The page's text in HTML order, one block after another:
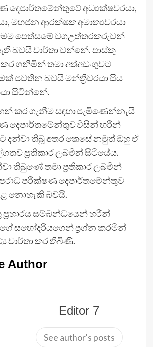
දෙපාර්තමේන්තුවේ අධ්‍යක්ෂවරයා,
මහජන ආරක්ෂක අමාත්‍යවරයා
පෙත්සමේ වගඋත්තරකරුවන්
බවයි වාර්තා වන්නේ. පාස්කු
කර ගනිමින් තමා අත්අඩංගුවට
පවතින බවයි මන්ත්‍රීවරයා සිය
සිටින්නේ.
කර ගැනීම සඳහා පැමිණෙන්නැයි
දෙපාර්තමේන්තුව විසින් හරීන්
දන්වා තිබූ අතර කෙසේ නමුත් ඔහු ඒ
ප්‍රතිකාර ලබමින් සිටියේය.
තිබුණේ තමා ප්‍රතිකාර ලබමින්
පරීක්ෂණ දෙපාර්තමේන්තුව
නොහැකි බවයි.
ප්‍රහාරය සම්බන්ධයෙන් හරීන්
සහෝදරියගෙන් ප්‍රශ්න කරමින්
වාර්තා කර තිබිණි.
Author
Editor 7
See author's posts